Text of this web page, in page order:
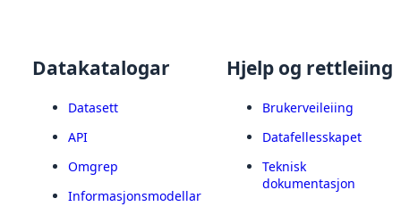
Datakatalogar
Datasett
API
Omgrep
Informasjonsmodellar
Hjelp og rettleiing
Brukerveileiing
Datafellesskapet
Teknisk
dokumentasjon